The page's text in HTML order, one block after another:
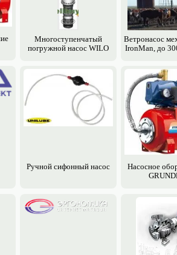
Многоступенчатый
погружной насос WILO
Ветронасос
IronMan, до
Ручной сифонный насос
Насосное